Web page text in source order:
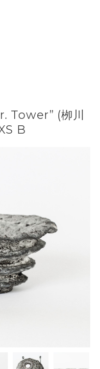
Tower” (栁川
B